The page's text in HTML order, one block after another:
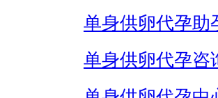
单身供卵代孕助
单身供卵代孕咨